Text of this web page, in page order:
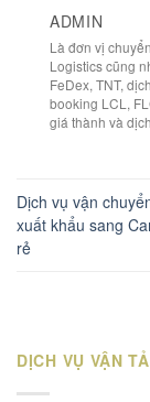
ADMIN
Là đơn vị
Logistics cũng
FeDex, TNT,
booking LCL,
giá thành và
Dịch vụ vận
xuất khẩu sang
rẻ
DỊCH VỤ VẬN